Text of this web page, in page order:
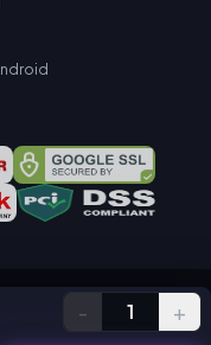
Reserved.
- 1 +